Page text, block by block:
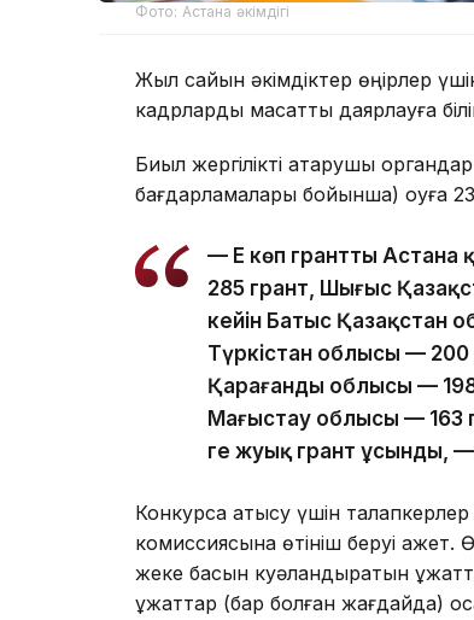
Фото: Астана әкімдігі
Жыл сайын әкімдіктер өңірлер
кадрларды мақсатты даярлауға
Биыл жергілікті атқарушы
бағдарламалары бойынша) оқуға
— Ең көп грантты Астана
285 грант, Шығыс
кейін Батыс Қазақстан
Түркістан облысы —
Қарағанды облысы —
Маңғыстау облысы — 163
ге жуық грант ұсынды,
Конкурсқа қатысу үшін
комиссиясына өтініш беруі қажет.
жеке басын куәландыратын
құжаттар (бар болған жағдайда)